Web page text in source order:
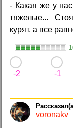
- Какая же у
тяжелые...
курят, а все
-2 -1
voronakv